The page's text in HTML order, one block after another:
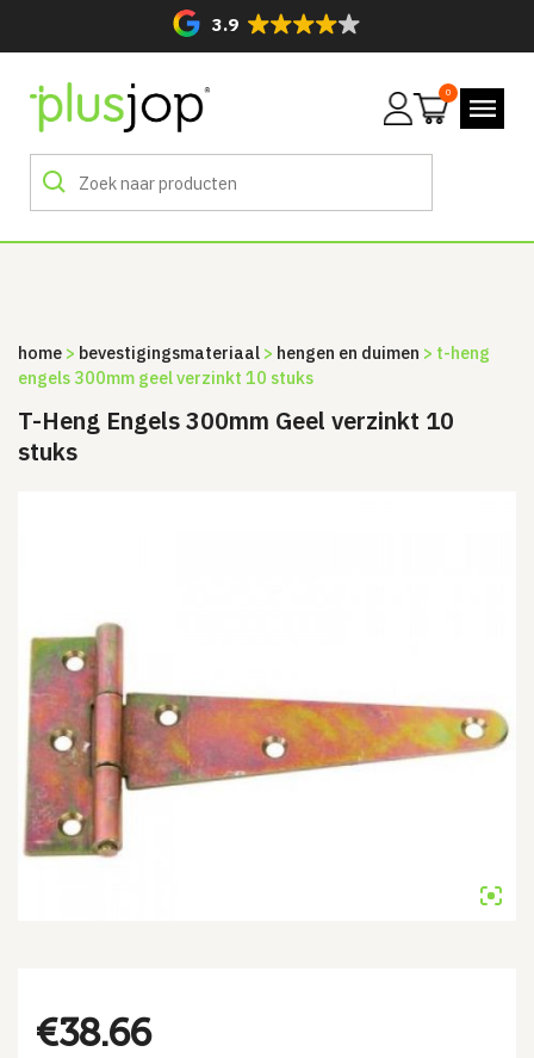
3.9
Mijn
0
home > bevestigingsmateriaal > hengen en duimen > t-heng
engels 300mm geel verzinkt 10 stuks
T-Heng Engels 300mm Geel verzinkt 10
stuks
€38.66